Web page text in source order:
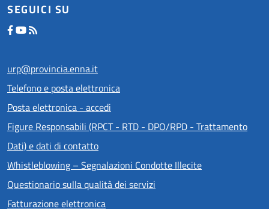
SEGUICI SU
urp@provincia.enna.it
Telefono e posta elettronica
Posta elettronica - accedi
Figure Responsabili (RPCT - RTD - DPO/RPD - Trattamento
Dati) e dati di contatto
Whistleblowing – Segnalazioni Condotte Illecite
Questionario sulla qualità dei servizi
Fatturazione elettronica